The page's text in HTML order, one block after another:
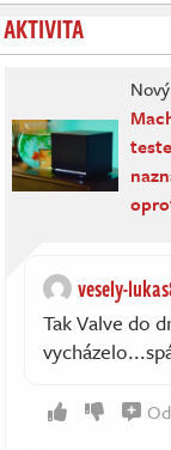
AKTIVITA
vesely-
Tak Valve do